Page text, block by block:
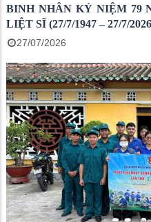
BINH NHÂN KỶ NIỆM 79
LIỆT SĨ (27/7/1947 – 27/7/
27/07/2026